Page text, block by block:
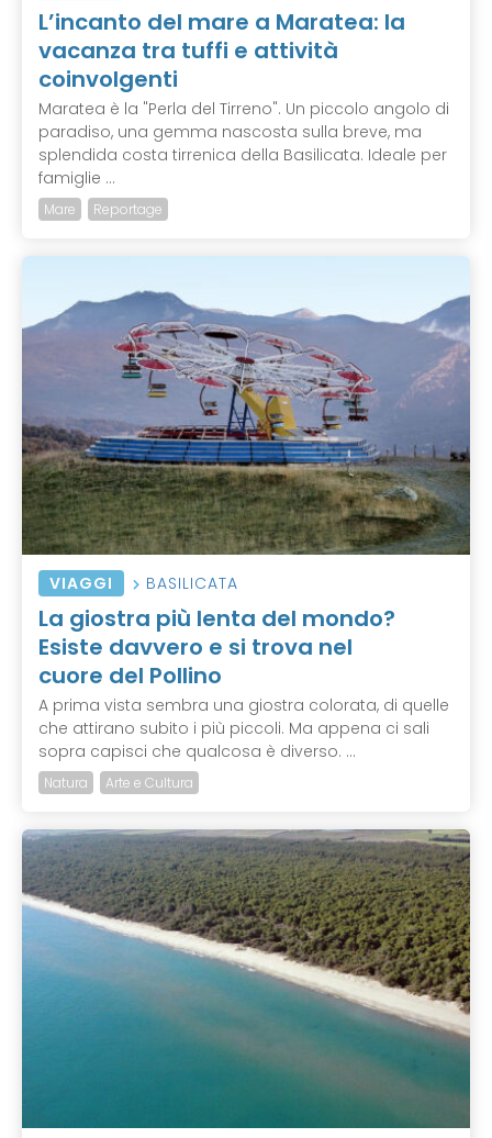
L’incanto del mare a Maratea: la
vacanza tra tuffi e attività
coinvolgenti
Maratea è la "Perla del Tirreno". Un piccolo angolo di
paradiso, una gemma nascosta sulla breve, ma
splendida costa tirrenica della Basilicata. Ideale per
famiglie ...
Mare Reportage
VIAGGI BASILICATA
La giostra più lenta del mondo?
Esiste davvero e si trova nel
cuore del Pollino
A prima vista sembra una giostra colorata, di quelle
che attirano subito i più piccoli. Ma appena ci sali
sopra capisci che qualcosa è diverso. ...
Natura Arte e Cultura